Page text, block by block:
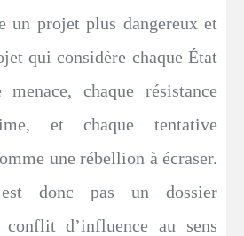
un projet plus dangereux et
qui considère chaque État
chaque résistance
et chaque tentative
une rébellion à écraser.
donc pas un dossier
d’influence au sens